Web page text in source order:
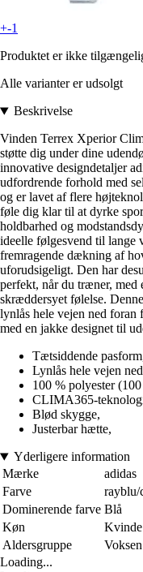
+-1
Produktet er ikke
Alle varianter er udsolgt
Beskrivelse
Vinden Terrex Xperior
støtte dig under dine
innovative designdetaljer
udfordrende forhold med
og er lavet af flere
føle dig klar til at dyrke
holdbarhed og
ideelle følgesvend til lange
fremragende dækning af
uforudsigeligt. Den har
perfekt, når du træner, med
skræddersyet følelse.
lynlås hele vejen ned
med en jakke designet til
Tætsiddende
Lynlås hele vejen
100 % polyester
CLIMA365-
Blød skygge,
Justerbar hætte,
Yderligere information
Mærke
adidas
Farve
rayblu/
Dominerende farve Blå
Køn
Kvinde
Aldersgruppe
Voksen
Loading...